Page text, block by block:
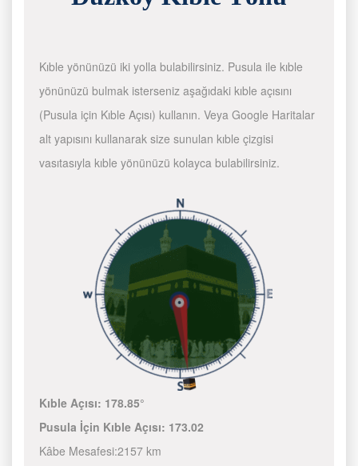
Kıble yönünüzü iki yolla bulabilirsiniz. Pusula ile kıble
yönünüzü bulmak isterseniz aşağıdaki kıble açısını
(Pusula için Kıble Açısı) kullanın. Veya Google Haritalar
alt yapısını kullanarak size sunulan kıble çizgisi
vasıtasıyla kıble yönünüzü kolayca bulabilirsiniz.
Kıble Açısı: 178.85°
Pusula İçin Kıble Açısı: 173.02
Kâbe Mesafesi:2157 km